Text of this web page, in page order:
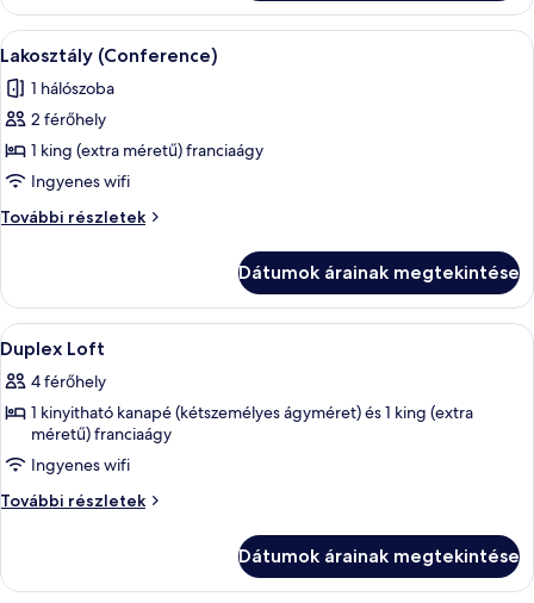
A
következő
szoba
összes
képének
megtekintése:
Lakosztály
(Conference)
Egy modern szállodai szoba,
5
Lakosztály (Conference)
1 hálószoba
2 férőhely
1 king (extra méretű) franciaágy
Ingyenes wifi
További részletek
Lakosztály
Dátumok árainak megtekintése
A
következő
szoba
összes
képének
megtekintése:
Duplex
Egy modern nappali, melyben kék
5
Duplex Loft
4 férőhely
1 kinyitható kanapé (kétszemélyes ágyméret) és 1 king (extra
méretű) franciaágy
Ingyenes wifi
További részletek
Duplex
Dátumok árainak megtekintése